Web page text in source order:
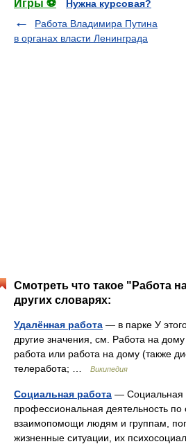
Игры ⚽
Нужна курсовая?
Работа Владимира Путина
в органах власти Ленинграда
Смотреть что такое "Работа
других словарях:
Удалённая работа — в парке У
другие значения, см. Работа на
работа или работа на дому (также
телеработа; …
Википедия
Социальная работа — Социальная
профессиональная деятельность
взаимопомощи людям и группам,
жизненные ситуации, их